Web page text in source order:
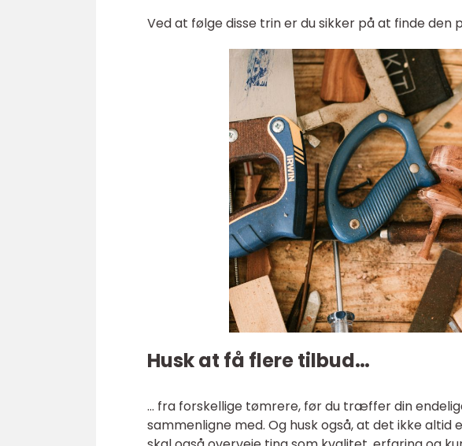
Ved at følge disse trin er du sikker på at finde
Husk at få flere tilbud…
… fra forskellige tømrere, før du træffer din
sammenligne med. Og husk også, at det ikke